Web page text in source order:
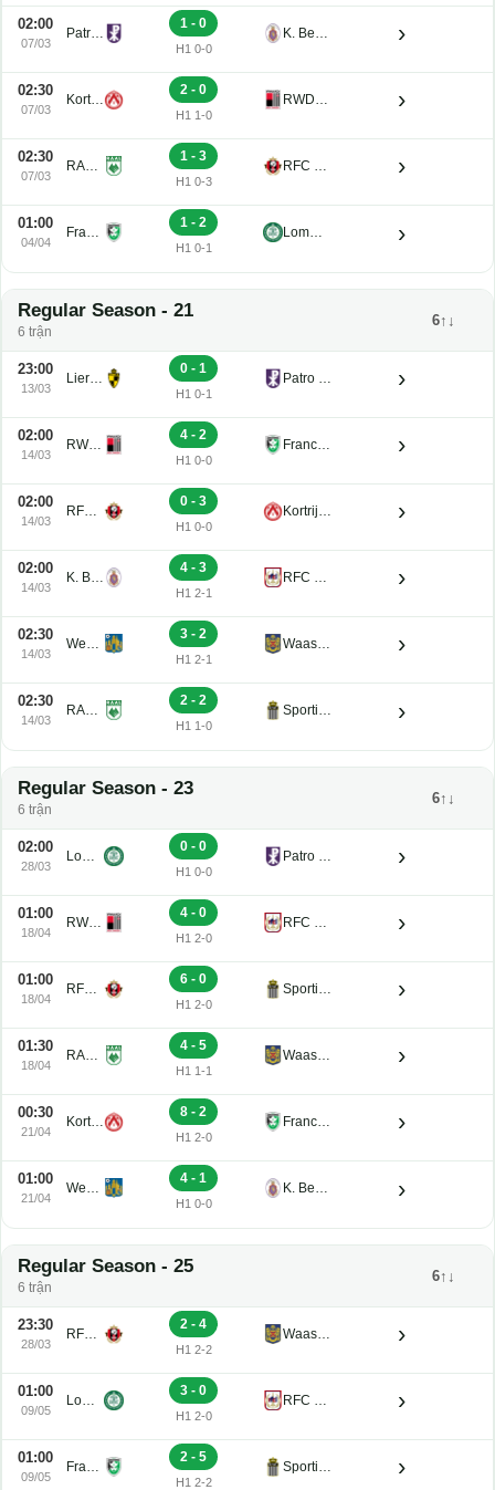
02:00
07/03
Patro Eisden U21
1 - 0
H1 0-0
K. Beerschot V.A. Reserve U21 ›
02:30
07/03
Kortrijk U21
2 - 0
H1 1-0
RWDM U21 ›
02:30
07/03
RAAL La Louviere U21
1 - 3
H1 0-3
RFC Seraing Reserve U21 ›
01:00
04/04
Francs Borains U21
1 - 2
H1 0-1
Lommel U21 ›
Regular Season - 21
6 trận
6↑↓
23:00
13/03
Lierse K. U21
0 - 1
H1 0-1
Patro Eisden U21 ›
02:00
14/03
RWDM U21
4 - 2
H1 0-0
Francs Borains U21 ›
02:00
14/03
RFC Seraing Reserve U21
0 - 3
H1 0-0
Kortrijk U21 ›
02:00
14/03
K. Beerschot V.A. Reserve U21
4 - 3
H1 2-1
RFC de Liege U21 ›
02:30
14/03
Westerlo U21
3 - 2
H1 2-1
Waasland-Beveren U21 ›
02:30
14/03
RAAL La Louviere U21
2 - 2
H1 1-0
Sporting Charleroi II ›
Regular Season - 23
6 trận
6↑↓
02:00
28/03
Lommel U21
0 - 0
H1 0-0
Patro Eisden U21 ›
01:00
18/04
RWDM U21
4 - 0
H1 2-0
RFC de Liege U21 ›
01:00
18/04
RFC Seraing Reserve U21
6 - 0
H1 2-0
Sporting Charleroi II ›
01:30
18/04
RAAL La Louviere U21
4 - 5
H1 1-1
Waasland-Beveren U21 ›
00:30
21/04
Kortrijk U21
8 - 2
H1 2-0
Francs Borains U21 ›
01:00
21/04
Westerlo U21
4 - 1
H1 0-0
K. Beerschot V.A. Reserve U21 ›
Regular Season - 25
6 trận
6↑↓
23:30
28/03
RFC Seraing Reserve U21
2 - 4
H1 2-2
Waasland-Beveren U21 ›
01:00
09/05
Lommel U21
3 - 0
H1 2-0
RFC de Liege U21 ›
01:00
09/05
Francs Borains U21
2 - 5
H1 2-2
Sporting Charleroi II ›